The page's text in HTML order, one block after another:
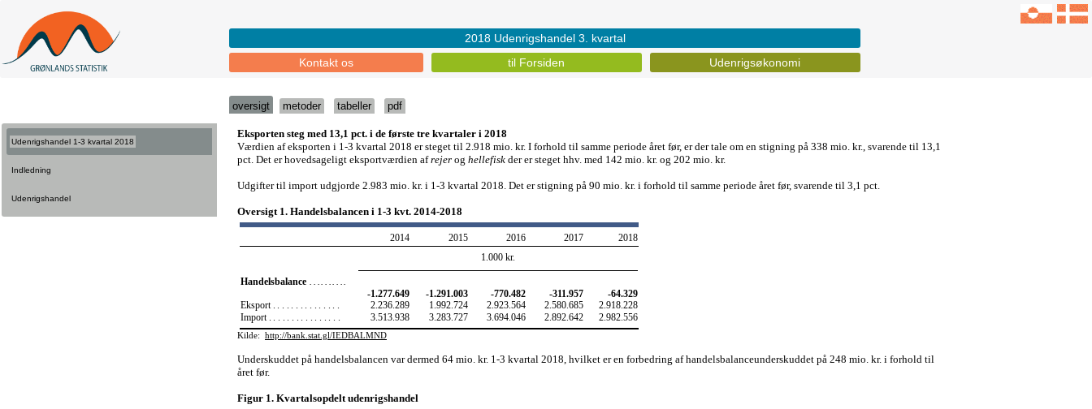
Kontakt os til Forsiden Udenrigsøkonomi
2018 Udenrigshandel 3. kvartal
oversigt metoder tabeller pdf
Udenrigshandel 1-3 kvartal 2018
Indledning
Udenrigshandel